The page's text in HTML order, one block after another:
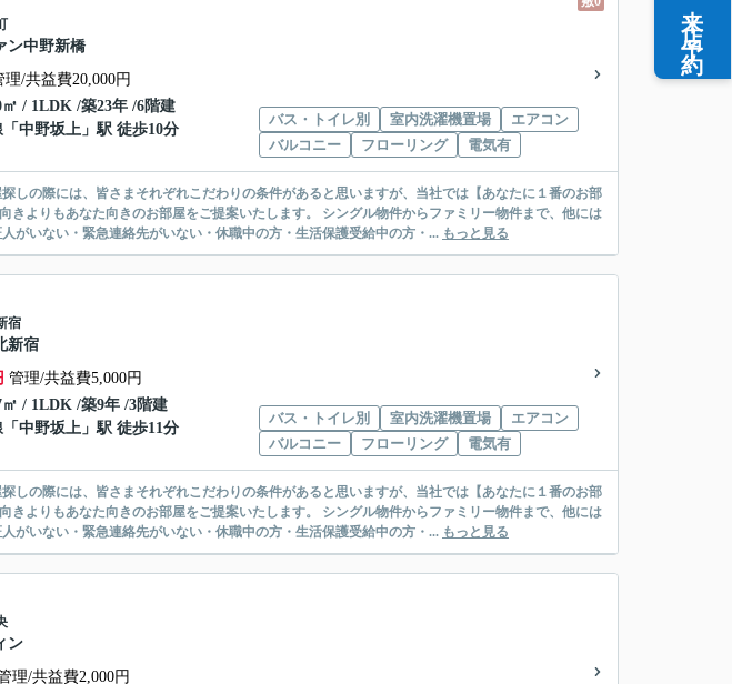
ン中野新橋
理/共益費20,000円
㎡ / 1LDK /築23年 /6階建
「 中野坂上 」駅 徒歩10分
バス・トイレ別 室内洗濯機置場
エアコン
バルコニー
フローリング 電気有
部屋をご提案いたします。 シングル物件からファミリー物件まで、他には
物件を豊富にご紹介しております。 保証人がいない・緊急連絡先がいない・休職中の方・生活保護受給中の方・... もっと見る
宿
新宿
管理/共益費5,000円
㎡ / 1LDK /築9年 /3階建
「 中野坂上 」駅 徒歩11分
バス・トイレ別 室内洗濯機置場
エアコン
バルコニー
フローリング 電気有
部屋をご提案いたします。 シングル物件からファミリー物件まで、他には
物件を豊富にご紹介しております。 保証人がいない・緊急連絡先がいない・休職中の方・生活保護受給中の方・... もっと見る
ン
理/共益費2,000円
来店予約